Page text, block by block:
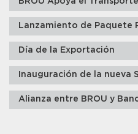
Lanzamiento de Paquete
Día de la Exportación
Inauguración de la nueva
Alianza entre BROU y